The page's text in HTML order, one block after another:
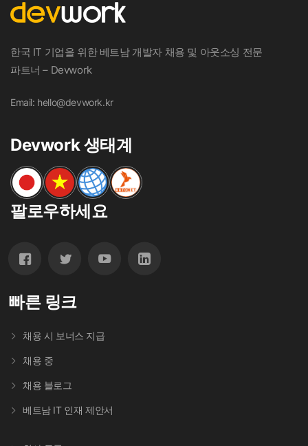
한국 IT 기업을 위한 베트남 개발자 채용 및 아웃소싱 전문
파트너 – Devwork
Email: hello@devwork.kr
Devwork 생태계
팔로우하세요
빠른 링크
채용 시 보너스 지급
채용 중
채용 블로그
베트남 IT 인재 제안서